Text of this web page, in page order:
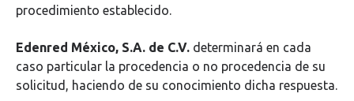
procedimiento establecido.
Edenred México, S.A. de C.V. determinará en cada
caso particular la procedencia o no procedencia de su
solicitud, haciendo de su conocimiento dicha respuesta.